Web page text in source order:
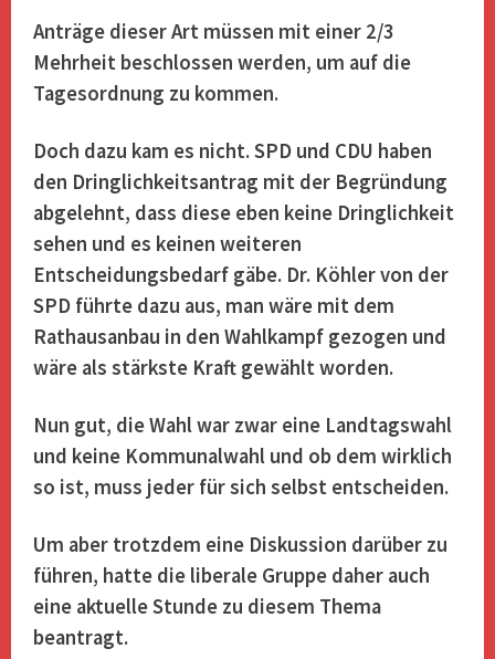
Anträge dieser Art müssen mit einer 2/3
Mehrheit beschlossen werden, um auf die
Tagesordnung zu kommen.
Doch dazu kam es nicht. SPD und CDU haben
den Dringlichkeitsantrag mit der Begründung
abgelehnt, dass diese eben keine Dringlichkeit
sehen und es keinen weiteren
Entscheidungsbedarf gäbe. Dr. Köhler von der
SPD führte dazu aus, man wäre mit dem
Rathausanbau in den Wahlkampf gezogen und
wäre als stärkste Kraft gewählt worden.
Nun gut, die Wahl war zwar eine Landtagswahl
und keine Kommunalwahl und ob dem wirklich
so ist, muss jeder für sich selbst entscheiden.
Um aber trotzdem eine Diskussion darüber zu
führen, hatte die liberale Gruppe daher auch
eine aktuelle Stunde zu diesem Thema
beantragt.